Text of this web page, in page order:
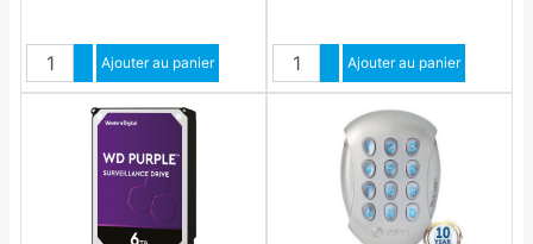
QuantitéAugmenter quantité
Diminuer quantité
Ajouter au panier QuantitéAugmenter quantité
Diminuer quantité
Ajouter au panier